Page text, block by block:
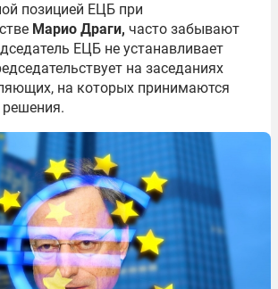
позицией ЕЦБ при
Марио Драги, часто забывают
ЕЦБ не устанавливает
на заседаниях
на которых принимаются
решения.